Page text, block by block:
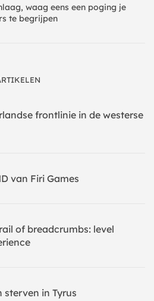
waag eens een poging je
te begrijpen
frontlinie in de westerse
van Firi Games
of breadcrumbs: level
sterven in Tyrus